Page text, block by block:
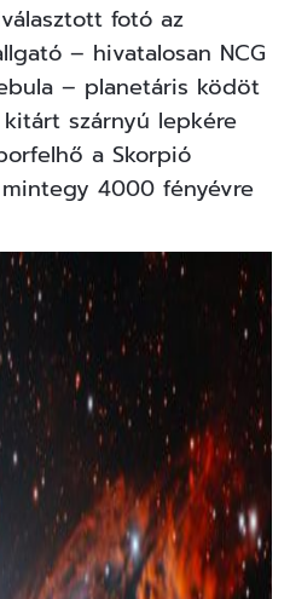
fotó az
– hivatalosan NCG
– planetáris ködöt
kitárt szárnyú lepkére
a Skorpió
4000 fényévre